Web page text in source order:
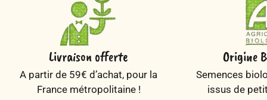
Livraison offerte
A partir de 59€ d’achat, pour la
France métropolitaine !
Origine
Semences
issus de